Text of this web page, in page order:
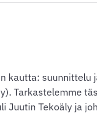
kautta: suunnittelu
Tarkastelemme
Tekoäly ja